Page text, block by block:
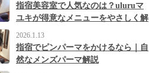
指宿美容室で人気なのは？uluruマ
ユキが得意なメニューをやさしく解
2026.1.13
指宿でピンパーマをかけるなら｜自
然なメンズパーマ解説